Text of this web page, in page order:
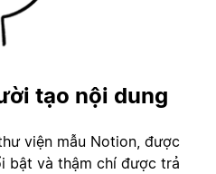
tạo nội dung
viện mẫu Notion, được
bật và thậm chí được trả